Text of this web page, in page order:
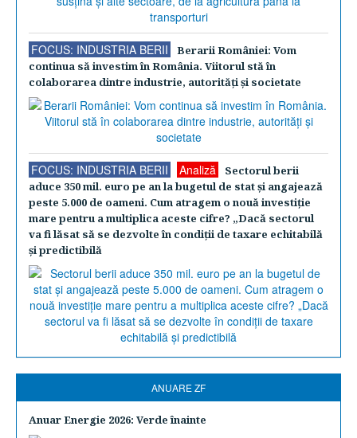
FOCUS: INDUSTRIA BERII
Berarii României: Vom
continua să investim în România. Viitorul stă în
colaborarea dintre industrie, autorităţi şi societate
FOCUS: INDUSTRIA BERII Analiză
Sectorul berii
aduce 350 mil. euro pe an la bugetul de stat şi angajează
peste 5.000 de oameni. Cum atragem o nouă investiţie
mare pentru a multiplica aceste cifre? „Dacă sectorul
va fi lăsat să se dezvolte în condiţii de taxare echitabilă
şi predictibilă
ANUARE ZF
Anuar Energie 2026: Verde înainte